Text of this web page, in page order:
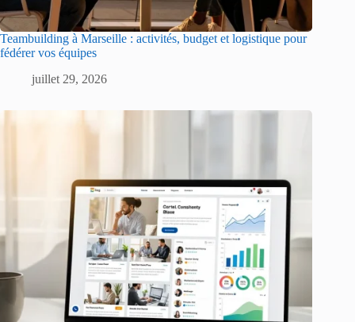
Teambuilding à Marseille : activités, budget et logistique pour
fédérer vos équipes
juillet 29, 2026